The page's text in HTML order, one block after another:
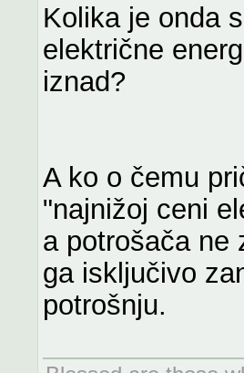
Kolika je onda
električne
iznad?
A ko o čemu
"najnižoj ceni
a potrošača ne
ga isključivo
potrošnju.